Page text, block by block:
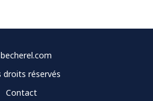
becherel.com
droits réservés
Contact